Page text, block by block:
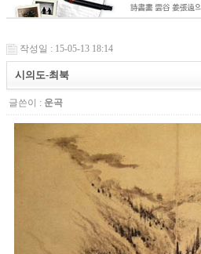
작성일 : 15-05-13 18:14
시의도-최북
글쓴이 : 운곡